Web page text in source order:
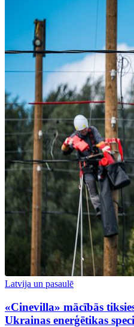
Latvija un pasaulē
«Cinevilla» mācībās
Ukrainas enerģētikas